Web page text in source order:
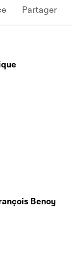
Partager
Benoy